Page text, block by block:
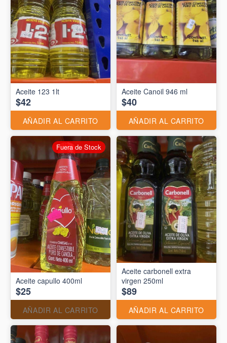
Aceite 123 1lt
$42
AÑADIR AL CARRITO
Aceite Canoil 946 ml
$40
AÑADIR AL CARRITO
Aceite capullo 400ml
$25
AÑADIR AL CARRITO
Fuera de Stock
Aceite carbonell extra
virgen 250ml
$89
AÑADIR AL CARRITO